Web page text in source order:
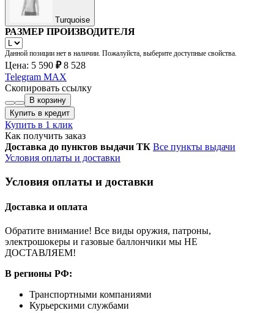
Turquoise
РАЗМЕР ПРОИЗВОДИТЕЛЯ
Данной позиции нет в наличии. Пожалуйста, выберите доступные свойства.
Цена: 5 590 ₽ 8 528
Telegram MAX
Скопировать ссылку
В корзину
Купить в кредит
Купить в 1 клик
Как получить заказ
Доставка до пунктов выдачи ТК Все пункты выдачи
Условия оплаты и доставки
Условия оплаты и доставки
Доставка и оплата
Обратите внимание! Все виды оружия, патроны,
электрошокеры и газовые баллончики мы НЕ
ДОСТАВЛЯЕМ!
В регионы РФ:
Транспортными компаниями
Курьерскими службами